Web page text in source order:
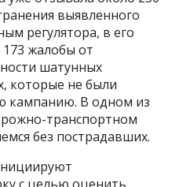
выявленного
регулятора, в его
173 жалобы от
шатунных
которые не были
кампанию. В одном из
транспортном
без пострадавших.